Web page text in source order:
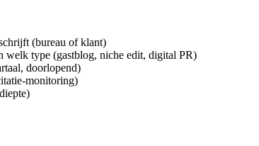
(bureau of klant)
welk type (gastblog, niche edit, digital PR)
doorlopend)
monitoring)